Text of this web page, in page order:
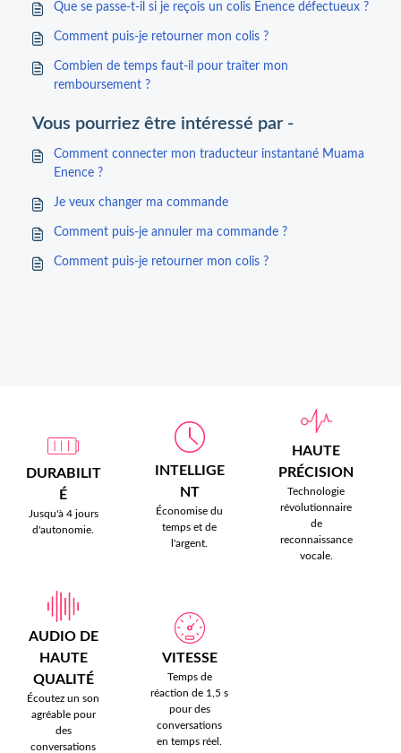
Que se passe-t-il si je reçois un colis Enence défectueux ?
Comment puis-je retourner mon colis ?
Combien de temps faut-il pour traiter mon
remboursement ?
Vous pourriez être intéressé par -
Comment connecter mon traducteur instantané Muama
Enence ?
Je veux changer ma commande
Comment puis-je annuler ma commande ?
Comment puis-je retourner mon colis ?
DURABILIT
É
Jusqu'à 4 jours
d'autonomie.
INTELLIGE
NT
Économise du
temps et de
l'argent.
HAUTE
PRÉCISION
Technologie
révolutionnaire
de
reconnaissance
vocale.
AUDIO DE
HAUTE
QUALITÉ
Écoutez un son
agréable pour
des
conversations
VITESSE
Temps de
réaction de 1,5 s
pour des
conversations
en temps réel.